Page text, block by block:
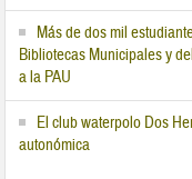
Más de dos mil
Bibliotecas Municipales y
a la PAU
El club waterpolo Dos
autonómica